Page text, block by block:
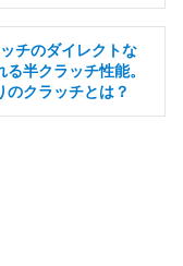
チのダイレクトな
半クラッチ性能。
のクラッチとは？